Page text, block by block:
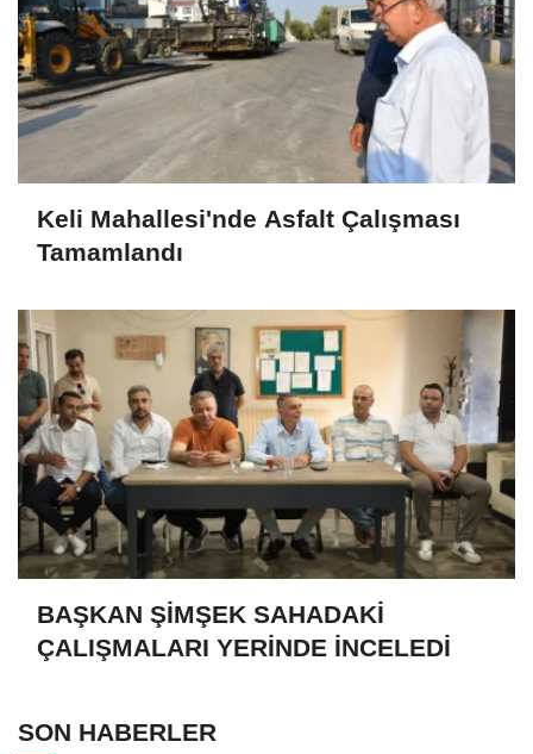
Keli Mahallesi'nde Asfalt Çalışması
Tamamlandı
BAŞKAN ŞİMŞEK SAHADAKİ
ÇALIŞMALARI YERİNDE İNCELEDİ
SON HABERLER